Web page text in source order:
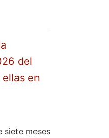
del
en
siete meses